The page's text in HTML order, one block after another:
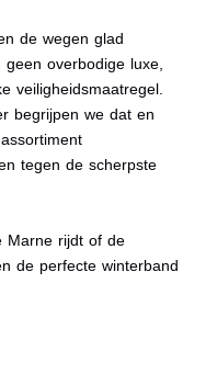
de wegen glad
overbodige luxe,
veiligheidsmaatregel.
begrijpen we dat en
tegen de scherpste
Marne rijdt of de
de perfecte winterband